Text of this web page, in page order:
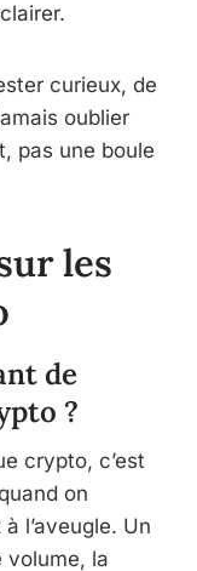
curieux, de
oublier
pas une boule
les
de
?
crypto, c’est
on
l’aveugle. Un
volume, la